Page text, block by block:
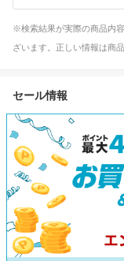
※検索結果が実際の商品内
ざいます。正しい情報は商
セール情報